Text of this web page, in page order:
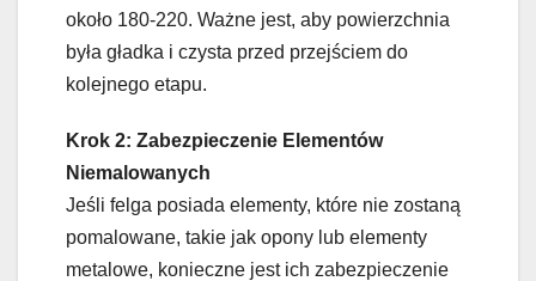
około 180-220. Ważne jest, aby powierzchnia
była gładka i czysta przed przejściem do
kolejnego etapu.
Krok 2: Zabezpieczenie Elementów
Niemalowanych
Jeśli felga posiada elementy, które nie zostaną
pomalowane, takie jak opony lub elementy
metalowe, konieczne jest ich zabezpieczenie